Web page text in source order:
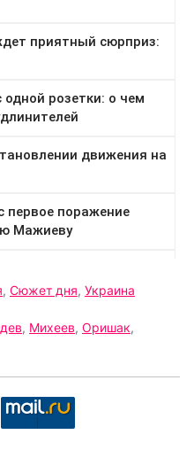
, Сюжет дня, Украина
, Михеев, Оришак,